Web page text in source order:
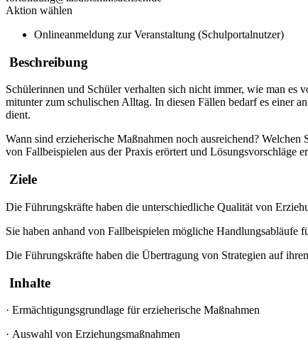
Aktion wählen
Onlineanmeldung zur Veranstaltung (Schulportalnutzer)
Beschreibung
Schülerinnen und Schüler verhalten sich nicht immer, wie man
mitunter zum schulischen Alltag. In diesen Fällen bedarf es einer
dient.
Wann sind erzieherische Maßnahmen noch ausreichend?
von Fallbeispielen aus der Praxis erörtert und Lösungsvorschläge
Ziele
Die Führungskräfte haben die unterschiedliche Qualität von
Sie haben anhand von Fallbeispielen mögliche
Die Führungskräfte haben die Übertragung von Strategien auf
Inhalte
· Ermächtigungsgrundlage für erzieherische Maßnahmen
· Auswahl von Erziehungsmaßnahmen